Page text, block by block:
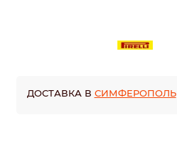
ДОСТАВКА В СИМФЕРОПОЛЬ